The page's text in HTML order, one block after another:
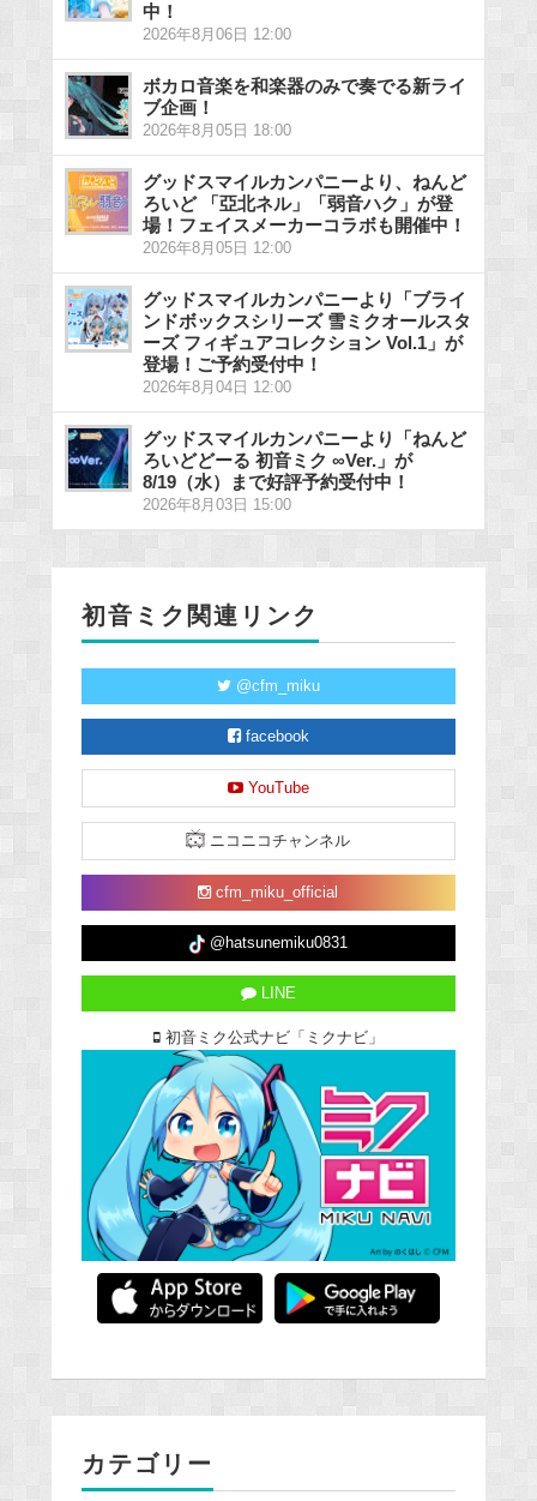
中！
2026年8月06日 12:00
ボカロ音楽を和楽器のみで奏でる新ライ
ブ企画！
2026年8月05日 18:00
グッドスマイルカンパニーより、ねんど
ろいど 「亞北ネル」「弱音ハク」が登
場！フェイスメーカーコラボも開催中！
2026年8月05日 12:00
グッドスマイルカンパニーより「ブライ
ンドボックスシリーズ 雪ミクオールスタ
ーズ フィギュアコレクション Vol.1」が
登場！ご予約受付中！
2026年8月04日 12:00
グッドスマイルカンパニーより「ねんど
ろいどどーる 初音ミク ∞Ver.」が
8/19（水）まで好評予約受付中！
2026年8月03日 15:00
初音ミク関連リンク
@cfm_miku
facebook
YouTube
ニコニコチャンネル
cfm_miku_official
@hatsunemiku0831
LINE
初音ミク公式ナビ「ミクナビ」
カテゴリー